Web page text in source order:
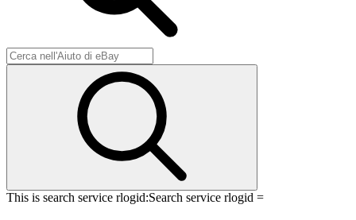
This is search service rlogid:Search service rlogid =